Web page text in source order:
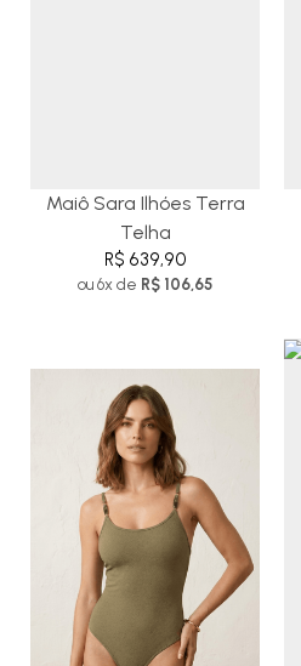
Maiô Sara Ilhóes Terra
Telha
R$ 639,90
ou 6x de R$ 106,65